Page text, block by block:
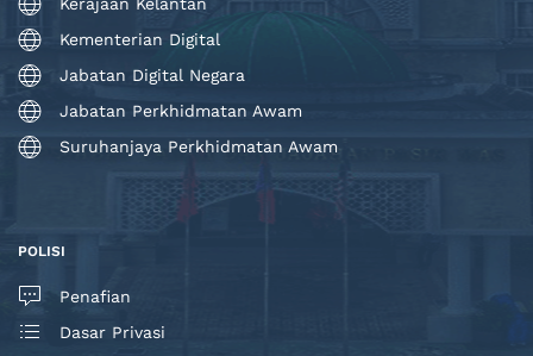
Kementerian Digital
Jabatan Digital Negara
Jabatan Perkhidmatan Awam
Suruhanjaya Perkhidmatan Awam
POLISI
Penafian
Dasar Privasi